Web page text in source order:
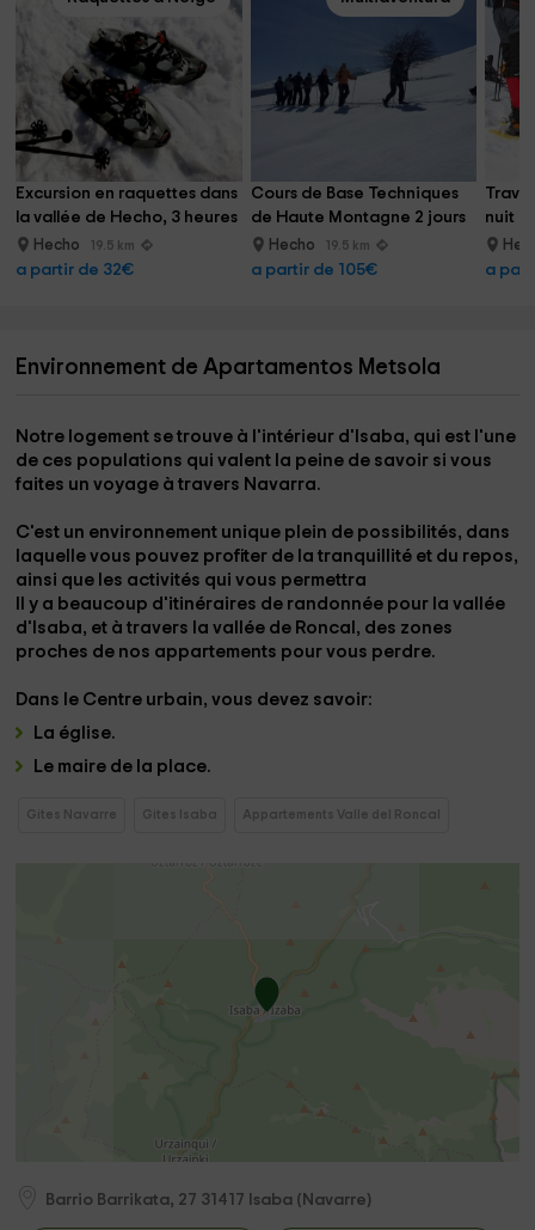
Excursion en raquettes dans
la vallée de Hecho, 3 heures
Hecho 19.5 km
a partir de 32€
Cours de Base Techniques
de Haute Montagne 2 jours
Hecho 19.5 km
a partir de 105€
nuit
a
Environnement de Apartamentos Metsola
Notre logement se trouve à l'intérieur d'Isaba, qui est l'une
de ces populations qui valent la peine de savoir si vous
faites un voyage à travers Navarra.
C'est un environnement unique plein de possibilités, dans
laquelle vous pouvez profiter de la tranquillité et du repos,
ainsi que les activités qui vous permettra
Il y a beaucoup d'itinéraires de randonnée pour la vallée
d'Isaba, et à travers la vallée de Roncal , des zones
proches de nos appartements pour vous perdre.
Dans le Centre urbain, vous devez savoir:
La église.
Le maire de la place.
Gites Navarre Gites Isaba Appartements Valle del Roncal
Barrio Barrikata, 27 31417 Isaba ( Navarre)